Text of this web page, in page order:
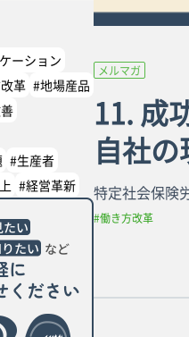
ーション
革 #地場産品
#生産者
#経営革新
メルマガ
11. 成
自社
特定社会保険
#働き方改革